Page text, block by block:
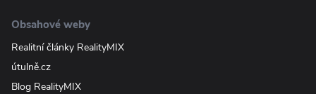
Obsahové weby
Realitní články RealityMIX
útulně.cz
Blog RealityMIX